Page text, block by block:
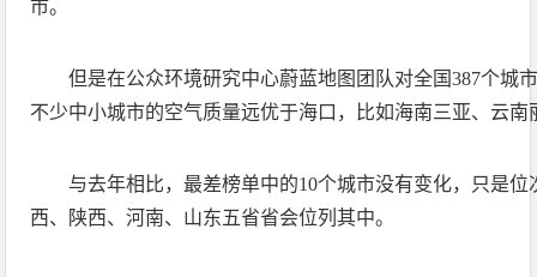
市。
但是在公众环境研究中心蔚蓝地图团队对全国387个城
不少中小城市的空气质量远优于海口，比如海南三亚、云南
与去年相比，最差榜单中的10个城市没有变化，只是
西、陕西、河南、山东五省省会位列其中。